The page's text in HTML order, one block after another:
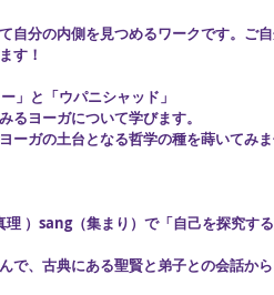
自分の内側を見つめるワークです。ご
す！
」と「ウパニシャッド」
るヨーガについて学びます。
ーガの土台となる哲学の種を蒔いてみ
）sang（集まり）で「自己を探究す
で、古典にある聖賢と弟子との会話か